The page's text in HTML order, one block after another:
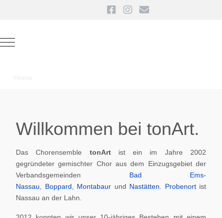
Mobile Menu Toggle
Home
Willkommen bei tonArt.
Das Chorensemble tonArt ist ein im Jahre 2002
gegründeter gemischter Chor aus dem Einzugsgebiet der
Verbandsgemeinden Bad Ems-
Nassau
Boppard Montabaur und Nastätten Probenortist
Nassau an der Lahn.